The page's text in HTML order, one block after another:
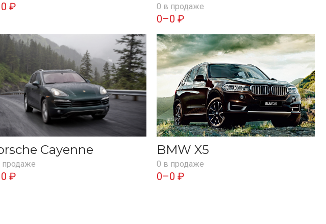
₽ 0 в продаже
0–0 ₽
Cayenne
продаже
₽
BMW X5
0 в продаже
0–0 ₽